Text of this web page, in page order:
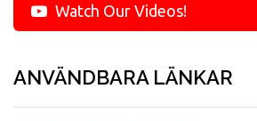
Watch Our Videos!
ANVÄNDBARA LÄNKAR